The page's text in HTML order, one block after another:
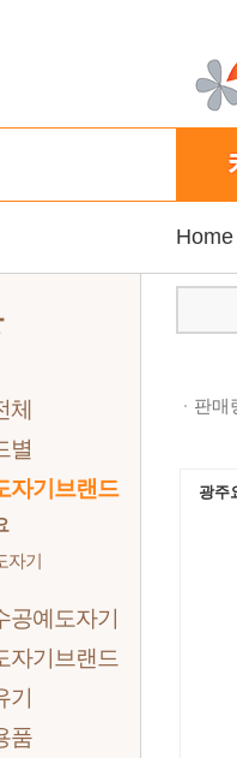
Home
체
별
자기브랜드
자기
공예도자기
자기브랜드
기
품
판매
광주